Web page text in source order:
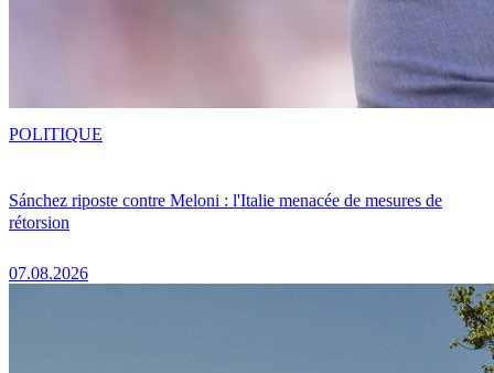
Sánchez riposte contre Meloni : l'Italie menacée de mesures de
rétorsion
07.08.2026
POLITIQUE